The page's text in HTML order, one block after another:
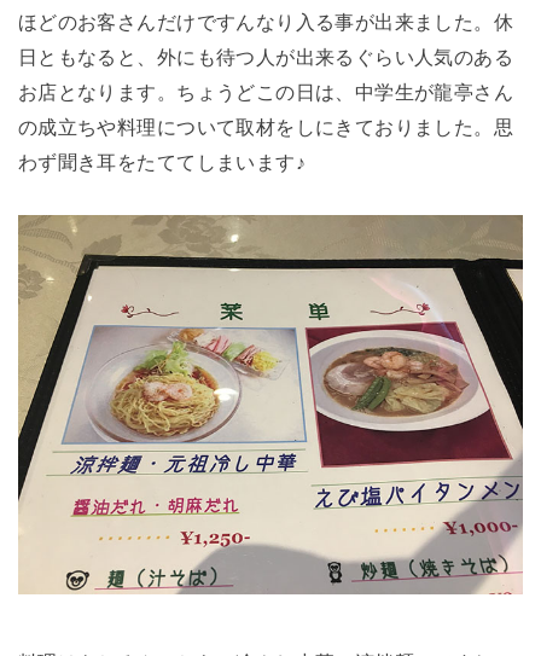
ほどのお客さんだけですんなり入る事が出来ました。休
日ともなると、外にも待つ人が出来るぐらい人気のある
お店となります。ちょうどこの日は、中学生が龍亭さん
の成立ちや料理について取材をしにきておりました。思
わず聞き耳をたててしまいます♪